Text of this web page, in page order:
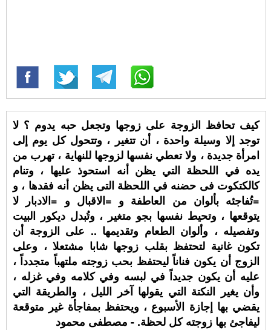
كيف تحافظ الزوجة على زوجها وتجعل حبه يدوم ؟ لا
توجد إلا وسيلة واحدة ، أن تتغير ، وتتحول كل يوم إلى
امرأة جديدة ، ولا تعطي نفسها لزوجها للنهاية ، تهرب من
يده في اللحظة التي يظن أنه استحوذ عليها ، وتنام
كالكتكوت فى حضنه في اللحظة التى يظن أنه فقدها ، و
=تُفاجئه بألوان من العاطفة و =الاقبال و =الادبار لا
يتوقعها ، وتحيط نفسها بجو متغير ، وتُبدل ديكور البيت
وتفصيله ، وألوان الطعام وتقديمها .. على الزوجة أن
تكون غانية لتحتفظ بقلب زوجها شابا مشتعلا ، وعلى
الزوج أن يكون فناناً ليحتفظ بحب زوجته ملتهباً متجدداً ،
عليه أن يكون جديداً في لبسه وفي كلامه وفي غزله ،
وأن يغير النكتة التي يقولها آخر الليل ، والطريقة التي
يقضي بها إجازة الأسبوع ، ويحتفظ بمفاجأة غير متوقعة
ليفاجئ بها زوجته كل لحظة. - مصطفى محمود